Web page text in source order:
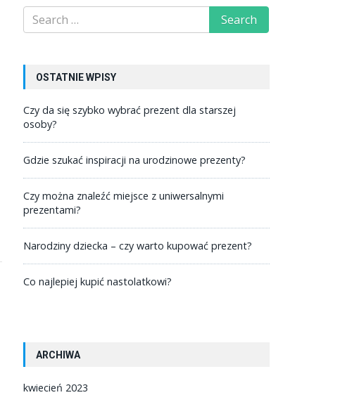
OSTATNIE WPISY
Czy da się szybko wybrać prezent dla starszej
osoby?
Gdzie szukać inspiracji na urodzinowe prezenty?
Czy można znaleźć miejsce z uniwersalnymi
prezentami?
Narodziny dziecka – czy warto kupować prezent?
Co najlepiej kupić nastolatkowi?
ARCHIWA
kwiecień 2023